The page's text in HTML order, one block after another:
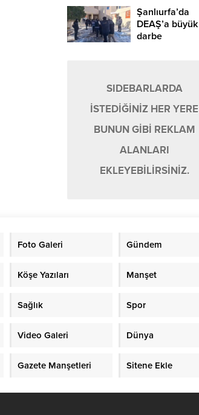
Şanlıurfa’da
DEAŞ’a büyük
darbe
SIDEBARLARDA
İSTEDİĞİNİZ HER YERE
BUNUN GİBİ REKLAM
ALANLARI
EKLEYEBİLİRSİNİZ.
Foto Galeri Gündem
Köşe Yazıları Manşet
Sağlık Spor
Video Galeri Dünya
Gazete Manşetleri Sitene Ekle